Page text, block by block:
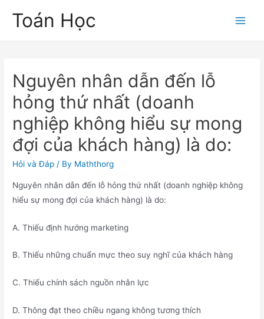
Toán Học
Nguyên nhân dẫn đến lỗ
hỏng thứ nhất (doanh
nghiệp không hiểu sự mong
đợi của khách hàng) là do:
Hỏi và Đáp / By Maththorg
Nguyên nhân dẫn đến lỗ hỏng thứ nhất (doanh nghiệp không
hiểu sự mong đợi của khách hàng) là do:
A. Thiếu định hướng marketing
B. Thiếu những chuẩn mực theo suy nghĩ của khách hàng
C. Thiếu chính sách nguồn nhân lực
D. Thông đạt theo chiều ngang không tương thích